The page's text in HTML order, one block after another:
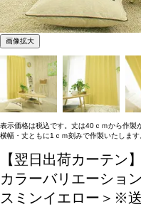
画像拡大
表示価格は税込です。丈は40ｃｍから作製
横幅・丈ともに1ｃｍ刻みで作製いたします
【翌日出荷カーテ
カラーバリエーシ
スミンイエロー＞※